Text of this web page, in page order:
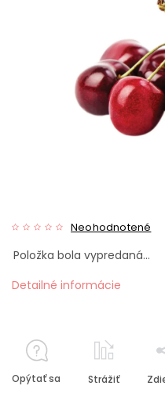
Neohodnotené
Položka bola vypredaná…
Detailné informácie
Opýtať sa Strážiť